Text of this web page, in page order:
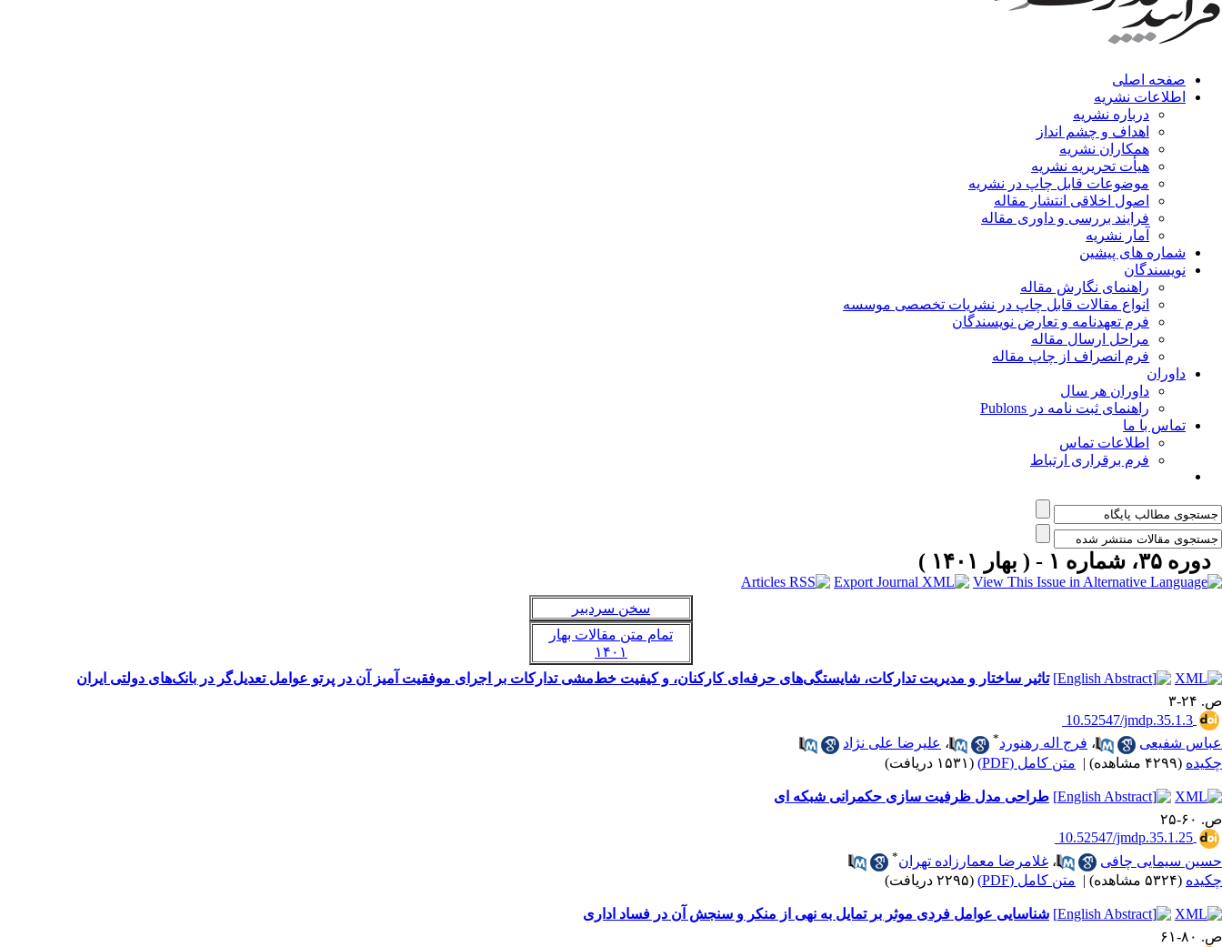
صفحه اصلی
اطلاعات نشریه
درباره نشریه
اهداف و چشم انداز
همکاران نشریه
هیأت تحریریه نشریه
موضوعات قابل چاپ در نشریه
اصول اخلاقی انتشار مقاله
فرایند بررسی و داوری مقاله
آمار نشریه
شماره های پیشین
نویسندگان
راهنمای نگارش مقاله
انواع مقالات قابل چاپ در نشریات تخصصی موسسه
فرم تعهدنامه و تعارض نویسندگان
مراحل ارسال مقاله
فرم انصراف از چاپ مقاله
داوران
داوران هر سال
راهنمای ثبت نامه در Publons
تماس با ما
اطلاعات تماس
فرم برقراری ارتباط
دوره ۳۵، شماره ۱ - ( بهار ۱۴۰۱ )
سخن سردبیر
تمام متن مقالات بهار
۱۴۰۱
تاثیر ساختار و مدیریت تدارکات، شایستگی‌های حرفه‌ای کارکنان، و کیفیت خط‎‌مشی تدارکات بر اجرای موفقیت‌ آمیز آن در پرتو عوامل تعدیل‌گر در بانک‌های دولتی ایران
ص. ۲۴-۳
‎ 10.52547/jmdp.35.1.3
عباس شفیعی
، فرج اله رهنورد* ، علیرضا علی نژاد
چکیده (۴۲۹۹ مشاهده) | متن کامل (PDF) (۱۵۳۱ دریافت)
طراحی مدل ظرفیت سازی حکمرانی شبکه ای
ص. ۶۰-۲۵
‎ 10.52547/jmdp.35.1.25
حسین سیمایی چافی
، غلامرضا معمارزاده تهران*
چکیده (۵۳۲۴ مشاهده) | متن کامل (PDF) (۲۲۹۵ دریافت)
شناسایی عوامل فردی موثر بر تمایل به نهی از منکر و سنجش آن در فساد اداری
ص. ۸۰-۶۱